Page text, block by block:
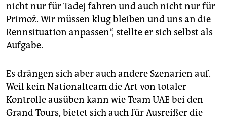
nicht nur für Tadej fahren und auch nicht nur für
Primož. Wir müssen klug bleiben und uns an die
Rennsituation anpassen“, stellte er sich selbst als
Aufgabe.
Es drängen sich aber auch andere Szenarien auf.
Weil kein Nationalteam die Art von totaler
Kontrolle ausüben kann wie Team UAE bei den
Grand Tours, bietet sich auch für Ausreißer die